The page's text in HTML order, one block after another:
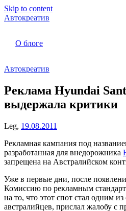
Skip to content
Автокреатив
О блоге
Автокреатив
Реклама Hyundai
выдержала критики
Leg, 19.08.2011
Рекламная кампания под
разработанная для внедорожника
запрещена на Австралийском
Уже в первые дни, после
Комиссию по рекламным
на то, что этот спот стал одним
австралийцев, прислал жалобу с